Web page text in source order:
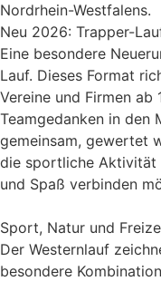
Nordrhein-Westfalens.
Neu 2026: Trapper-
Eine besondere
Lauf. Dieses Format
Vereine und Firmen
Teamgedanken in den
gemeinsam, gewertet
die sportliche Aktivität
und Spaß verbinden
Sport, Natur und
Der Westernlauf
besondere